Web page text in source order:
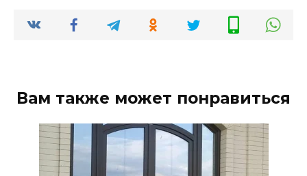
Вам также может понравиться